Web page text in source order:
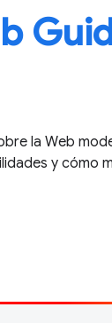
la Web
y cómo